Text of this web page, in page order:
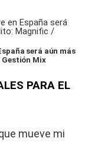
será aún más
Mix
PARA EL
mueve mi